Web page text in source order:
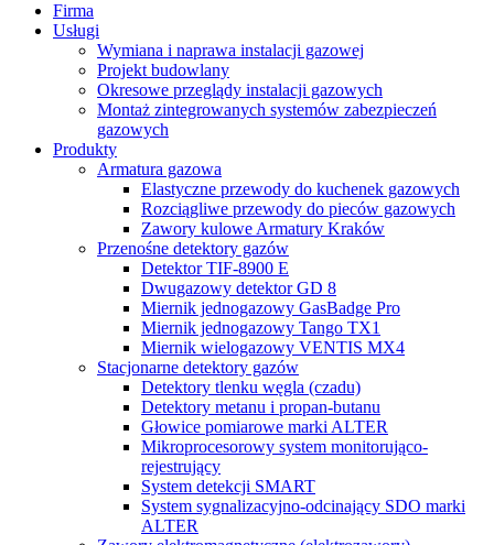
Firma
Usługi
Wymiana i naprawa instalacji gazowej
Projekt budowlany
Okresowe przeglądy instalacji gazowych
Montaż zintegrowanych systemów zabezpieczeń
gazowych
Produkty
Armatura gazowa
Elastyczne przewody do kuchenek gazowych
Rozciągliwe przewody do pieców gazowych
Zawory kulowe Armatury Kraków
Przenośne detektory gazów
Detektor TIF-8900 E
Dwugazowy detektor GD 8
Miernik jednogazowy GasBadge Pro
Miernik jednogazowy Tango TX1
Miernik wielogazowy VENTIS MX4
Stacjonarne detektory gazów
Detektory tlenku węgla (czadu)
Detektory metanu i propan-butanu
Głowice pomiarowe marki ALTER
Mikroprocesorowy system monitorująco-
rejestrujący
System detekcji SMART
System sygnalizacyjno-odcinający SDO marki
ALTER